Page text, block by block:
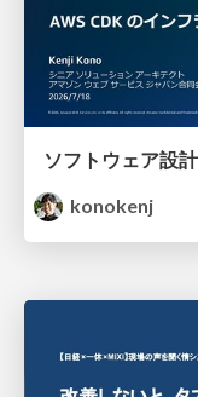
konokenj